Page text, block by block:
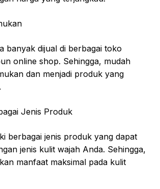
banyak dijual di berbagai toko
online shop. Sehingga, mudah
dan menjadi produk yang
Jenis Produk
berbagai jenis produk yang dapat
jenis kulit wajah Anda. Sehingga,
manfaat maksimal pada kulit